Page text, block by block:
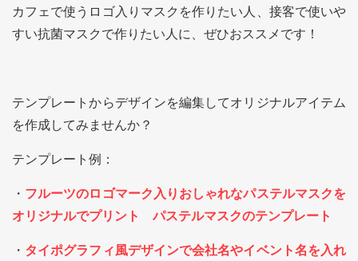
カフェで使うロゴ入りマスクを作りたい人、接客で使いや
すい抗菌マスクで作りたい人に、ぜひおススメです！
テンプレートからデザインを編集してオリジナルアイテム
を作成してみませんか？
テンプレート例：
・ フルーツのロゴマーク入りおしゃれなパステルマスクを
オリジナルでプリント パステルマスクのテンプレート
・ タイポグラフィ風デザインで会社名やイベント名を入れ